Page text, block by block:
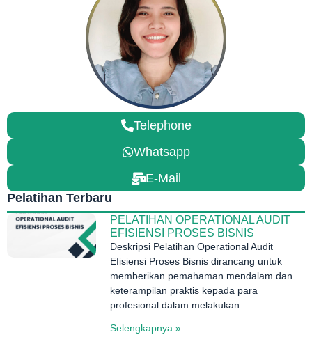
Telephone
Whatsapp
E-Mail
Pelatihan Terbaru
PELATIHAN OPERATIONAL AUDIT
EFISIENSI PROSES BISNIS
Deskripsi Pelatihan Operational Audit
Efisiensi Proses Bisnis dirancang untuk
memberikan pemahaman mendalam dan
keterampilan praktis kepada para
profesional dalam melakukan
Selengkapnya »